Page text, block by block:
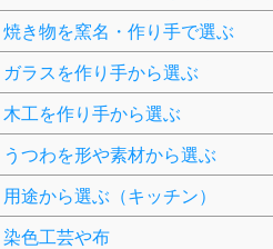
焼き物を窯名・作り手で選ぶ
ガラスを作り手から選ぶ
木工を作り手から選ぶ
うつわを形や素材から選ぶ
用途から選ぶ（キッチン）
染色工芸や布